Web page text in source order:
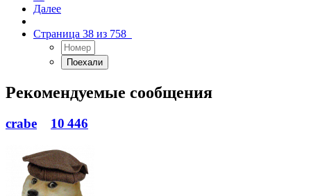
Далее
Страница 38 из 758
Рекомендуемые сообщения
crabe 10 446